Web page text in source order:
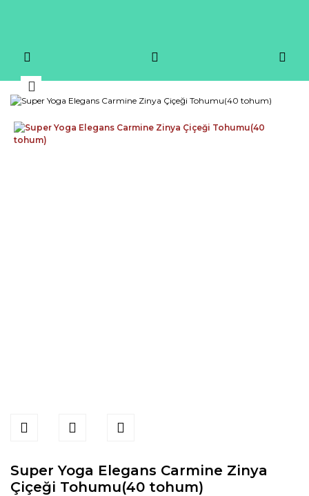
Super Yoga Elegans Carmine Zinya
Çiçeği Tohumu(40 tohum)